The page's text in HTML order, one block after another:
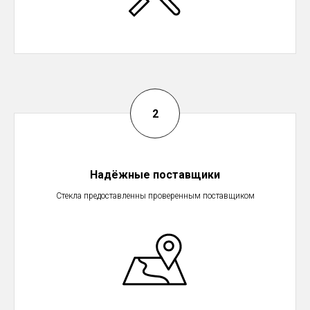
Надёжные поставщики
Стекла предоставленны проверенным поставщиком